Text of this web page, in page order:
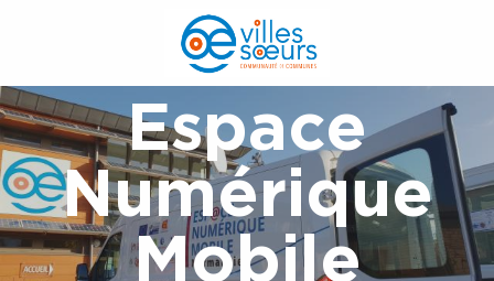
principal
Espace
Numérique
Mobile